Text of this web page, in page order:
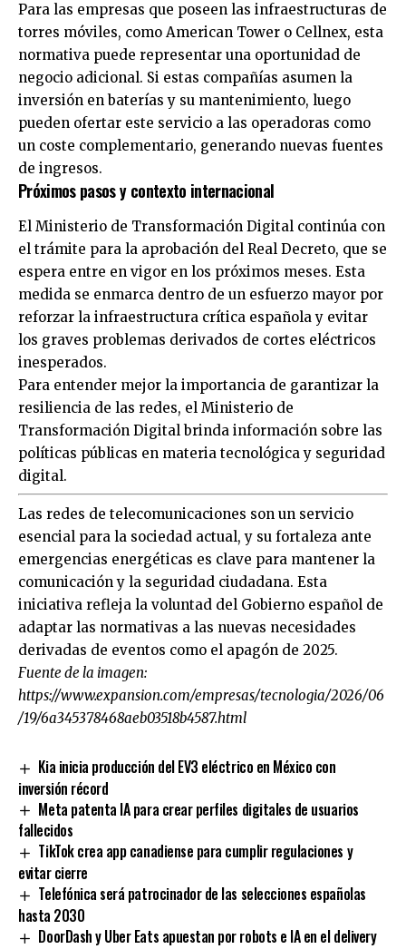
Para las empresas que poseen las infraestructuras de
torres móviles, como American Tower o Cellnex, esta
normativa puede representar una oportunidad de
negocio adicional. Si estas compañías asumen la
inversión en baterías y su mantenimiento, luego
pueden ofertar este servicio a las operadoras como
un coste complementario, generando nuevas fuentes
de ingresos.
Próximos pasos y contexto internacional
El Ministerio de Transformación Digital continúa con
el trámite para la aprobación del Real Decreto, que se
espera entre en vigor en los próximos meses. Esta
medida se enmarca dentro de un esfuerzo mayor por
reforzar la infraestructura crítica española y evitar
los graves problemas derivados de cortes eléctricos
inesperados.
Para entender mejor la importancia de garantizar la
resiliencia de las redes, el Ministerio de
Transformación Digital brinda información sobre las
políticas públicas en materia tecnológica y seguridad
digital.
Las redes de telecomunicaciones son un servicio
esencial para la sociedad actual, y su fortaleza ante
emergencias energéticas es clave para mantener la
comunicación y la seguridad ciudadana. Esta
iniciativa refleja la voluntad del Gobierno español de
adaptar las normativas a las nuevas necesidades
derivadas de eventos como el apagón de 2025.
Fuente de la imagen:
https://www.expansion.com/empresas/tecnologia/2026/06
/19/6a345378468aeb03518b4587.html
Kia inicia producción del EV3 eléctrico en México con
inversión récord
Meta patenta IA para crear perfiles digitales de usuarios
fallecidos
TikTok crea app canadiense para cumplir regulaciones y
evitar cierre
Telefónica será patrocinador de las selecciones españolas
hasta 2030
DoorDash y Uber Eats apuestan por robots e IA en el delivery